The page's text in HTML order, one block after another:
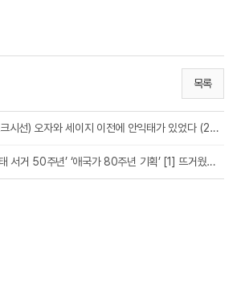
목록
[기사](데스크시선) 오자와 세이지 이전에 안익태가 있었다 (2024.03.14)
[기사]‘안익태 서거 50주년’ ‘애국가 80주년 기획’ [1] 뜨거웠던 생애 재조명 (2...